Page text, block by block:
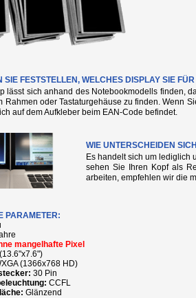
SIE FESTSTELLEN, WELCHES DISPLAY SIE
lässt sich anhand des Notebookmodells finden,
Rahmen oder Tastaturgehäuse zu finden. Wenn
auf dem Aufkleber beim EAN-Code befindet.
WIE UNTERSCHEIDEN
Es handelt sich um lediglich
sehen Sie Ihren Kopf als
arbeiten, empfehlen wir die
PARAMETER:
mangelhafte Pixel
(1366x768 HD)
30 Pin
CCFL
Glänzend